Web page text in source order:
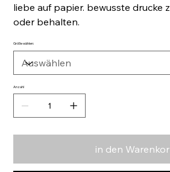
liebe auf papier. bewusste drucke
oder behalten.
Größe wählen:
Anzahl
in den